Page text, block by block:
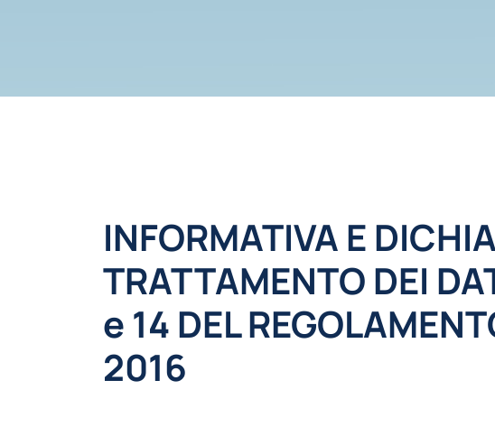
INFORMATIVA E
TRATTAMENTO DEI
e 14 DEL
2016